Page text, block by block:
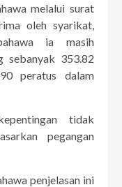
melalui surat
oleh syarikat,
ia masih
sebanyak 353.82
peratus dalam
tidak
pegangan
penjelasan ini